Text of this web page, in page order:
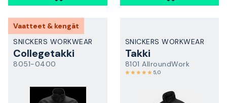
Vaatteet & kengät
SNICKERS WORKWEAR
Collegetakki
8051-0400
SNICKERS WORKWEAR
Takki
8101 AllroundWork
5,0